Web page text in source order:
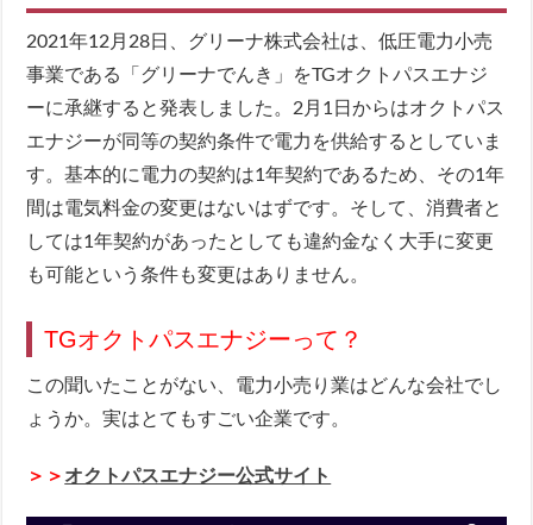
2021年12月28日、グリーナ株式会社は、低圧電力小売
事業である「グリーナでんき」をTGオクトパスエナジ
ーに承継すると発表しました。2月1日からはオクトパス
エナジーが同等の契約条件で電力を供給するとしていま
す。基本的に電力の契約は1年契約であるため、その1年
間は電気料金の変更はないはずです。そして、消費者と
しては1年契約があったとしても違約金なく大手に変更
も可能という条件も変更はありません。
TGオクトパスエナジーって？
この聞いたことがない、電力小売り業はどんな会社でし
ょうか。実はとてもすごい企業です。
＞＞ オクトパスエナジー公式サイト